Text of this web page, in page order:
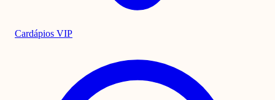
Cardápios VIP